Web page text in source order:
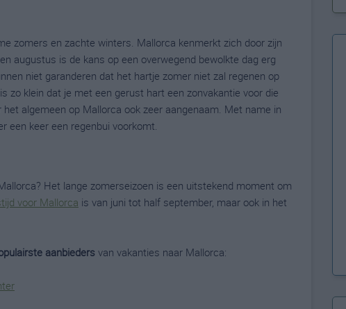
zomers en zachte winters. Mallorca kenmerkt zich door zijn
augustus is de kans op een overwegend bewolkte dag erg
niet garanderen dat het hartje zomer niet zal regenen op
zo klein dat je met een gerust hart een zonvakantie voor die
algemeen op Mallorca ook zeer aangenaam. Met name in
een keer een regenbui voorkomt.
Het lange zomerseizoen is een uitstekend moment om
voor Mallorca is van juni tot half september, maar ook in het
aanbieders van vakanties naar Mallorca: